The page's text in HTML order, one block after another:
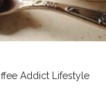
Addict Lifestyle